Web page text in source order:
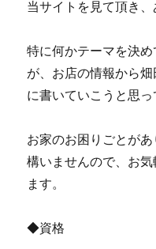
当サイトを見て頂き、
特に何かテーマを決
が、お店の情報から
に書いていこうと思っ
お家のお困りごとが
構いませんので、お
ます。
◆資格